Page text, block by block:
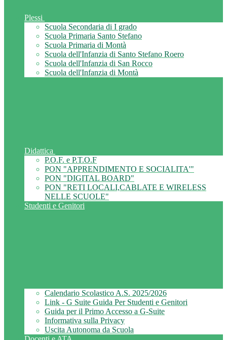
Plessi
Scuola Secondaria di I grado
Scuola Primaria Santo Stefano
Scuola Primaria di Montà
Scuola dell'Infanzia di Santo Stefano Roero
Scuola dell'Infanzia di San Rocco
Scuola dell'Infanzia di Montà
Didattica
P.O.F. e P.T.O.F
PON "APPRENDIMENTO E SOCIALITA'"
PON "DIGITAL BOARD"
PON "RETI LOCALI,CABLATE E WIRELESS
NELLE SCUOLE"
Studenti e Genitori
Calendario Scolastico A.S. 2025/2026
Link - G Suite Guida Per Studenti e Genitori
Guida per il Primo Accesso a G-Suite
Informativa sulla Privacy
Uscita Autonoma da Scuola